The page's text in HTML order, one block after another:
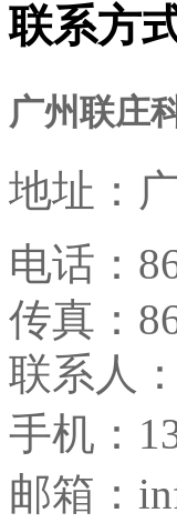
联系方
广州联庄
地址：
电话：
传真：
联系人
手机：
邮箱：